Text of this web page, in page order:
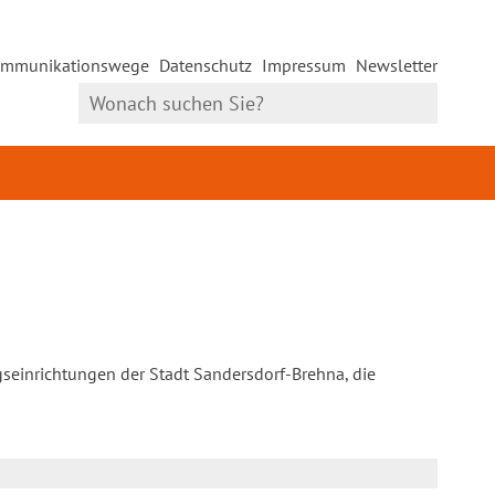
Datenschutz Impressum Newsletter
der Stadt Sandersdorf-Brehna, die